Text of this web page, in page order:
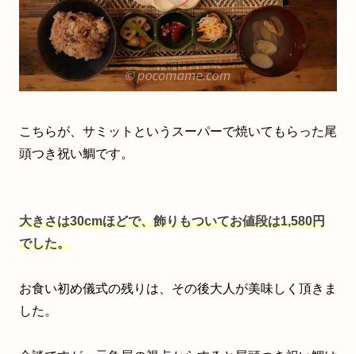
こちらが、サミットというスーパーで焼いてもらった尾
頭つき祝い鯛です。
大きさは30cmほどで、飾りもついてお値段は1,580円
でした。
お食い初め儀式の残りは、その後大人が美味しく頂きま
した。